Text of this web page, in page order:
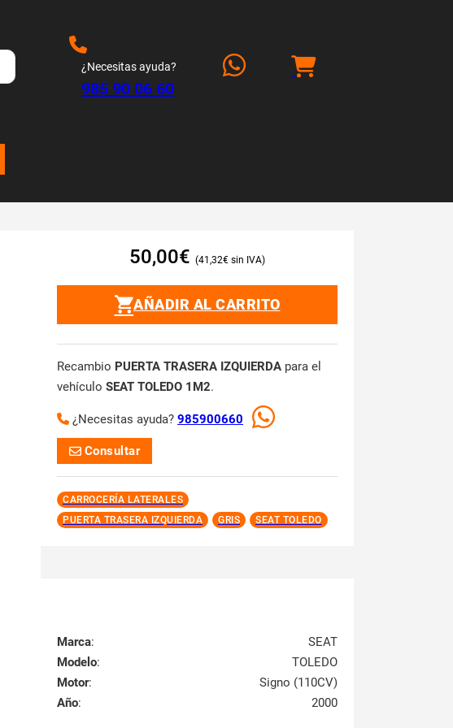
¿Necesitas ayuda?
985 90 06 60
50,00€ 41,32€
AÑADIR AL CARRITO
Recambio PUERTA TRASERA IZQUIERDA para el
vehículo SEAT TOLEDO 1M2.
¿Necesitas ayuda? 985900660
Consultar
CARROCERÍA LATERALES
PUERTA TRASERA IZQUIERDA
GRIS SEAT TOLEDO
Marca:
SEAT
Modelo:
TOLEDO
Motor:
Signo (110CV)
Año: 2000